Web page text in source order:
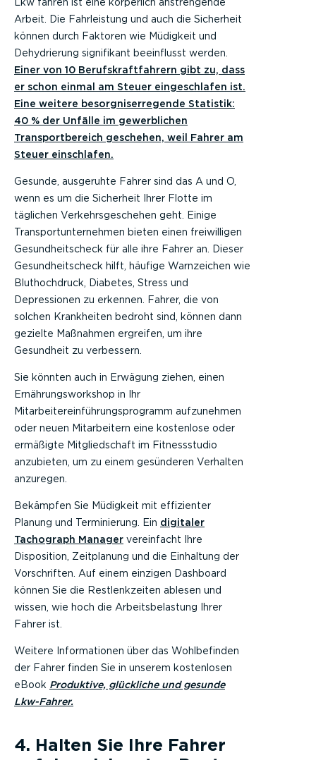
Arbeit. Die Fahrleistung und auch die Sicherheit
können durch Faktoren wie Müdigkeit und
Dehydrierung signifikant beeinflusst werden.
Einer von 10 Berufskraftfahrern gibt zu, dass
er schon einmal am Steuer eingeschlafen ist.
Eine weitere besorgniserregende Statistik:
40 % der Unfälle im gewerblichen
Transportbereich geschehen, weil Fahrer am
Steuer einschlafen.
Gesunde, ausgeruhte Fahrer sind das A und O,
wenn es um die Sicherheit Ihrer Flotte im
täglichen Verkehrsgeschehen geht. Einige
Transportunternehmen bieten einen freiwilligen
Gesundheitscheck für alle ihre Fahrer an. Dieser
Gesundheitscheck hilft, häufige Warnzeichen wie
Bluthochdruck, Diabetes, Stress und
Depressionen zu erkennen. Fahrer, die von
solchen Krankheiten bedroht sind, können dann
gezielte Maßnahmen ergreifen, um ihre
Gesundheit zu verbessern.
Sie könnten auch in Erwägung ziehen, einen
Ernährungsworkshop in Ihr
Mitarbeitereinführungsprogramm aufzunehmen
oder neuen Mitarbeitern eine kostenlose oder
ermäßigte Mitgliedschaft im Fitnessstudio
anzubieten, um zu einem gesünderen Verhalten
anzuregen.
Bekämpfen Sie Müdigkeit mit effizienter
Planung und Terminierung. Ein digitaler
Tachograph Manager vereinfacht Ihre
Disposition, Zeitplanung und die Einhaltung der
Vorschriften. Auf einem einzigen Dashboard
können Sie die Restlenkzeiten ablesen und
wissen, wie hoch die Arbeitsbelastung Ihrer
Fahrer ist.
Weitere Informationen über das Wohlbefinden
der Fahrer finden Sie in unserem kostenlosen
eBook Produktive, glückliche und gesunde
Lkw-Fahrer.
4. Halten Sie Ihre Fahrer